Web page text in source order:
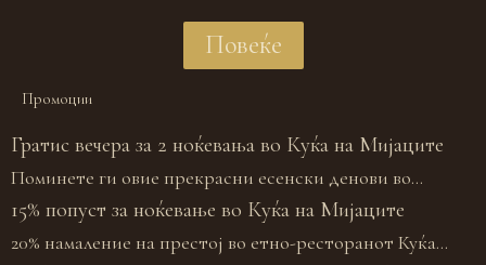
Повеќе
Промоции
Гратис вечера за 2 ноќевања во Куќа на Мијаците
Поминете ги овие прекрасни есенски денови во...
15% попуст за ноќевање во Куќа на Мијаците
20% намаление на престој во етно-ресторанот Куќа...